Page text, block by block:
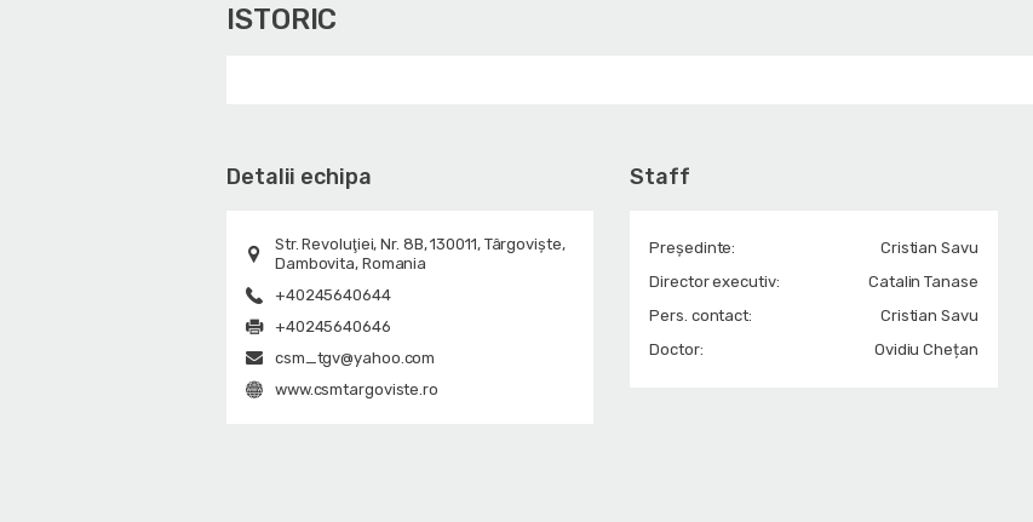
ISTORIC
Detalii echipa
Str. Revoluţiei, Nr. 8B, 130011, Târgovişte,
Dambovita, Romania
+40245640644
+40245640646
csm_tgv@yahoo.com
www.csmtargoviste.ro
Staff
Președinte:
Cristian Savu
Director executiv:
Catalin Tanase
Pers. contact:
Cristian Savu
Doctor:
Ovidiu Chețan